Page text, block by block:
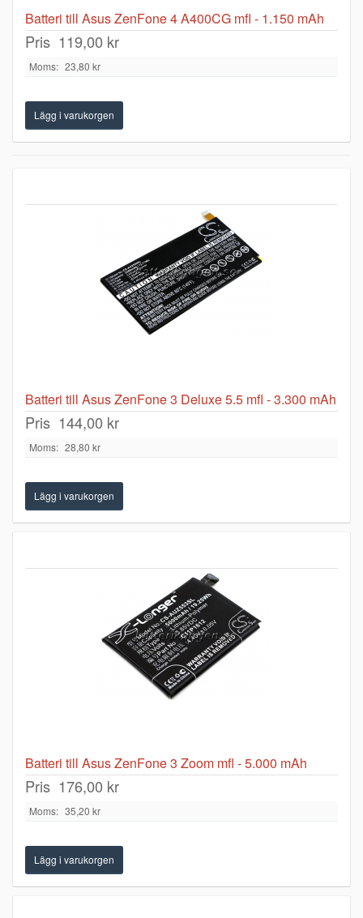
Batteri till Asus ZenFone 4 A400CG mfl - 1.150 mAh
Pris 119,00 kr
Moms: 23,80 kr
Batteri till Asus ZenFone 3 Deluxe 5.5 mfl - 3.300 mAh
Pris 144,00 kr
Moms: 28,80 kr
Batteri till Asus ZenFone 3 Zoom mfl - 5.000 mAh
Pris 176,00 kr
Moms: 35,20 kr